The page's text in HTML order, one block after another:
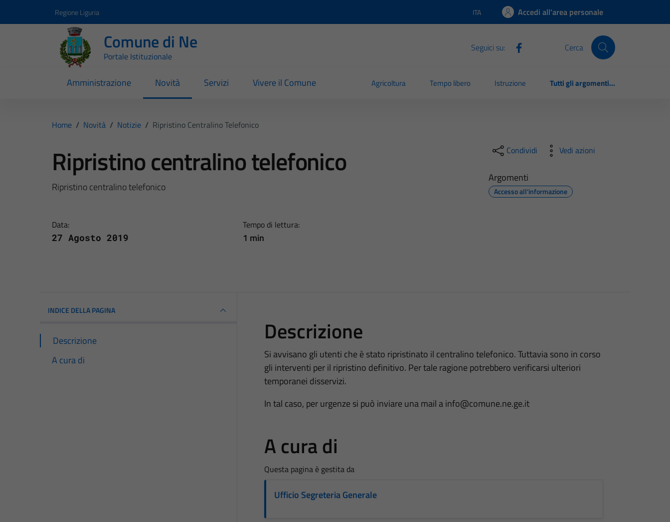
Regione Liguria Lingua attiva:
ITA Accedi all'area personale
Comune di Ne
Portale Istituzionale
Seguici su: Cerca
Amministrazione Novità Servizi Vivere il Comune Agricoltura Tempo libero Istruzione Tutti gli argomenti...
Home / Novità / Notizie / Ripristino Centralino Telefonico
Ripristino centralino telefonico
Ripristino centralino telefonico
Data:
27 Agosto 2019
Tempo di lettura:
1 min
Condividi Vedi azioni
Argomenti
Accesso all'informazione
INDICE DELLA PAGINA
Descrizione
A cura di
Descrizione
Si avvisano gli utenti che è stato ripristinato il centralino telefonico. Tuttavia sono in corso
gli interventi per il ripristino definitivo. Per tale ragione potrebbero verificarsi ulteriori
temporanei disservizi.
In tal caso, per urgenze si può inviare una mail a info@comune.ne.ge.it
A cura di
Questa pagina è gestita da
Ufficio Segreteria Generale